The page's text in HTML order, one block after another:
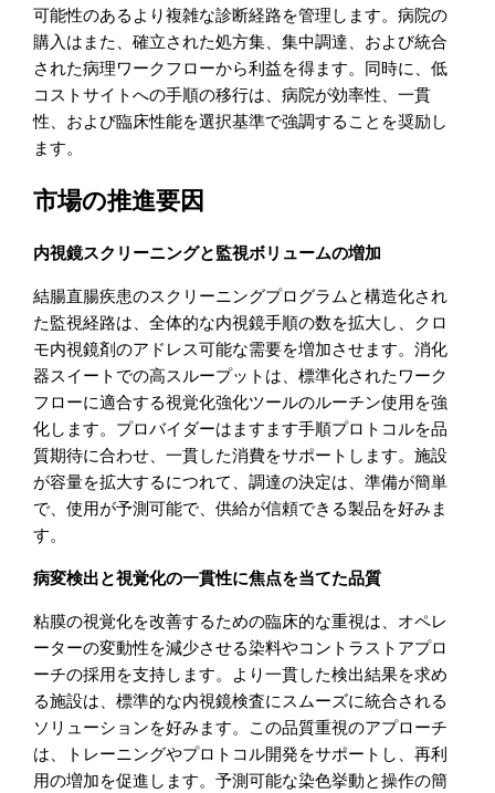
可能性のあるより複雑な診断経路を管理します。病院の
購入はまた、確立された処方集、集中調達、および統合
された病理ワークフローから利益を得ます。同時に、低
コストサイトへの手順の移行は、病院が効率性、一貫
性、および臨床性能を選択基準で強調することを奨励し
ます。
市場の推進要因
内視鏡スクリーニングと監視ボリュームの増加
結腸直腸疾患のスクリーニングプログラムと構造化され
た監視経路は、全体的な内視鏡手順の数を拡大し、クロ
モ内視鏡剤のアドレス可能な需要を増加させます。消化
器スイートでの高スループットは、標準化されたワーク
フローに適合する視覚化強化ツールのルーチン使用を強
化します。プロバイダーはますます手順プロトコルを品
質期待に合わせ、一貫した消費をサポートします。施設
が容量を拡大するにつれて、調達の決定は、準備が簡単
で、使用が予測可能で、供給が信頼できる製品を好みま
す。
病変検出と視覚化の一貫性に焦点を当てた品質
粘膜の視覚化を改善するための臨床的な重視は、オペレ
ーターの変動性を減少させる染料やコントラストアプロ
ーチの採用を支持します。より一貫した検出結果を求め
る施設は、標準的な内視鏡検査にスムーズに統合される
ソリューションを好みます。この品質重視のアプローチ
は、トレーニングやプロトコル開発をサポートし、再利
用の増加を促進します。予測可能な染色挙動と操作の簡